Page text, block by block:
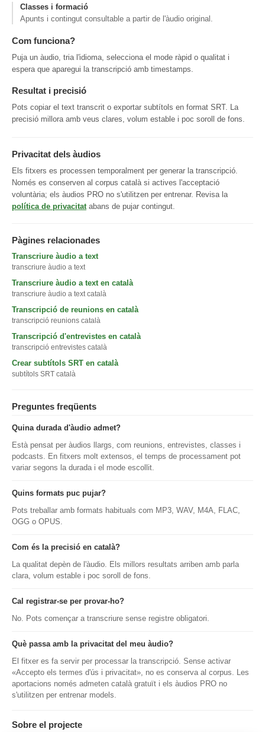
Classes i formació
Apunts i contingut consultable a partir de l'àudio original.
Com funciona?
Puja un àudio, tria l'idioma, selecciona el mode ràpid o qualitat i
espera que aparegui la transcripció amb timestamps.
Resultat i precisió
Pots copiar el text transcrit o exportar subtítols en format SRT. La
precisió millora amb veus clares, volum estable i poc soroll de fons.
Privacitat dels àudios
Els fitxers es processen temporalment per generar la transcripció.
Només es conserven al corpus català si actives l'acceptació
voluntària; els àudios PRO no s'utilitzen per entrenar. Revisa la
política de privacitat abans de pujar contingut.
Pàgines relacionades
Transcriure àudio a text
transcriure àudio a text
Transcriure àudio a text en català
transcriure àudio a text català
Transcripció de reunions en català
transcripció reunions català
Transcripció d'entrevistes en català
transcripció entrevistes català
Crear subtítols SRT en català
subtítols SRT català
Preguntes freqüents
Quina durada d'àudio admet?
Està pensat per àudios llargs, com reunions, entrevistes, classes i
podcasts. En fitxers molt extensos, el temps de processament pot
variar segons la durada i el mode escollit.
Quins formats puc pujar?
Pots treballar amb formats habituals com MP3, WAV, M4A, FLAC,
OGG o OPUS.
Com és la precisió en català?
La qualitat depèn de l'àudio. Els millors resultats arriben amb parla
clara, volum estable i poc soroll de fons.
Cal registrar-se per provar-ho?
No. Pots començar a transcriure sense registre obligatori.
Què passa amb la privacitat del meu àudio?
El fitxer es fa servir per processar la transcripció. Sense activar
«Accepto els termes d'ús i privacitat», no es conserva al corpus. Les
aportacions només admeten català gratuït i els àudios PRO no
s'utilitzen per entrenar models.
Sobre el projecte